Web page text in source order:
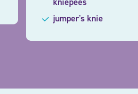
jumper's knie